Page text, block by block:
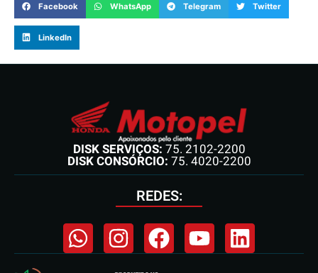
Facebook WhatsApp Telegram Twitter
LinkedIn
DISK SERVIÇOS: 75. 2102-2200
DISK CONSÓRCIO: 75. 4020-2200
REDES: